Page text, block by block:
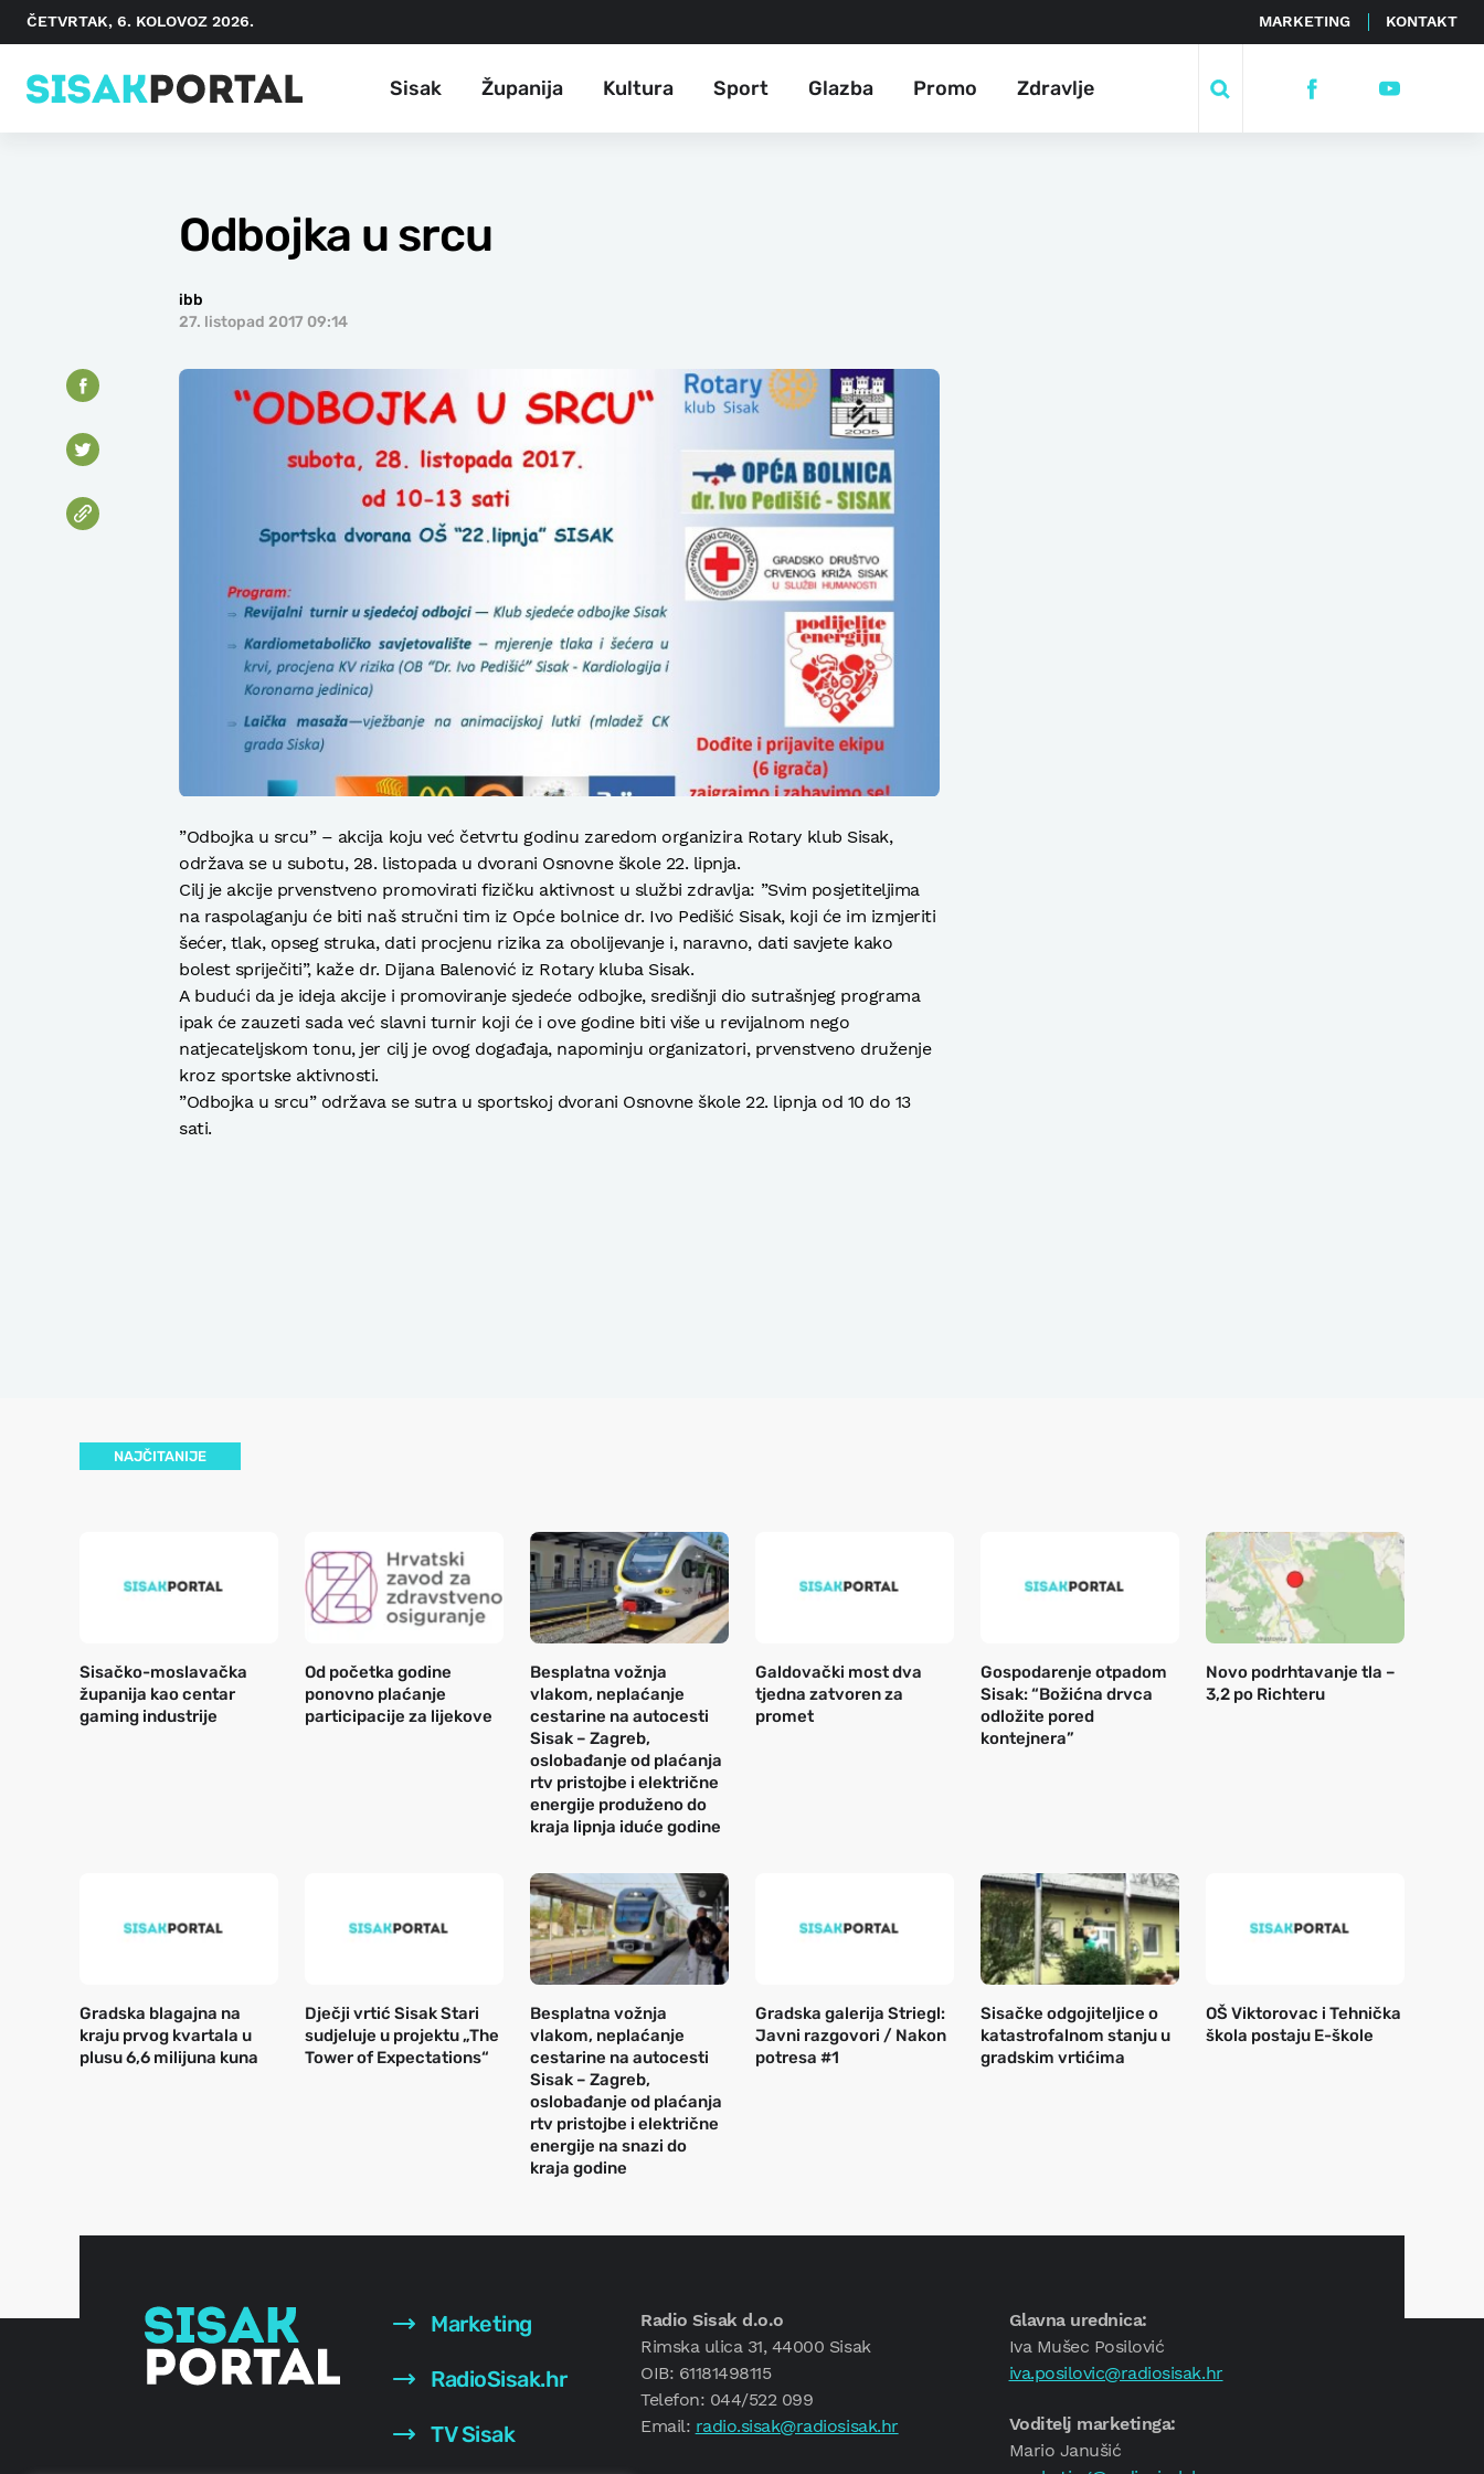
ČETVRTAK, 6. KOLOVOZ 2026. MARKETING KONTAKT
Sisak Županija Kultura Sport Glazba Promo Zdravlje
Odbojka u srcu
ibb
27. listopad 2017 09:14
”Odbojka u srcu” – akcija koju već četvrtu godinu zaredom organizira Rotary klub Sisak,
održava se u subotu, 28. listopada u dvorani Osnovne škole 22. lipnja.
Cilj je akcije prvenstveno promovirati fizičku aktivnost u službi zdravlja: ”Svim posjetiteljima
na raspolaganju će biti naš stručni tim iz Opće bolnice dr. Ivo Pedišić Sisak, koji će im izmjeriti
šećer, tlak, opseg struka, dati procjenu rizika za obolijevanje i, naravno, dati savjete kako
bolest spriječiti”, kaže dr. Dijana Balenović iz Rotary kluba Sisak.
A budući da je ideja akcije i promoviranje sjedeće odbojke, središnji dio sutrašnjeg programa
ipak će zauzeti sada već slavni turnir koji će i ove godine biti više u revijalnom nego
natjecateljskom tonu, jer cilj je ovog događaja, napominju organizatori, prvenstveno druženje
kroz sportske aktivnosti.
”Odbojka u srcu” održava se sutra u sportskoj dvorani Osnovne škole 22. lipnja od 10 do 13
sati.
NAJČITANIJE
Sisačko-moslavačka
županija kao centar
gaming industrije
Od početka godine
ponovno plaćanje
participacije za lijekove
Besplatna vožnja
vlakom, neplaćanje
cestarine na autocesti
Sisak – Zagreb,
oslobađanje od plaćanja
rtv pristojbe i električne
energije produženo do
kraja lipnja iduće godine
Galdovački most dva
tjedna zatvoren za
promet
Gospodarenje otpadom
Sisak: “Božićna drvca
odložite pored
kontejnera”
Novo podrhtavanje tla –
3,2 po Richteru
Gradska blagajna na
kraju prvog kvartala u
plusu 6,6 milijuna kuna
Dječji vrtić Sisak Stari
sudjeluje u projektu „The
Tower of Expectations“
Besplatna vožnja
vlakom, neplaćanje
cestarine na autocesti
Sisak – Zagreb,
oslobađanje od plaćanja
rtv pristojbe i električne
energije na snazi do
kraja godine
Gradska galerija Striegl:
Javni razgovori / Nakon
potresa #1
Sisačke odgojiteljice o
katastrofalnom stanju u
gradskim vrtićima
OŠ Viktorovac i Tehnička
škola postaju E-škole
Marketing
RadioSisak.hr
TV Sisak
Radio Sisak d.o.o
Rimska ulica 31, 44000 Sisak
OIB: 61181498115
Telefon: 044/522 099
Email: radio.sisak@radiosisak.hr
Glavna urednica:
Iva Mušec Posilović
iva.posilovic@radiosisak.hr
Voditelj marketinga:
Mario Janušić